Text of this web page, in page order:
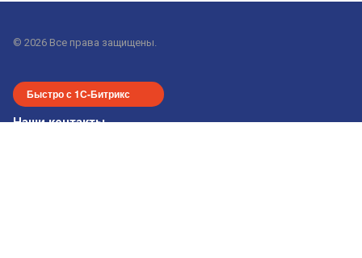
© 2026 Все права защищены.
Быстро с 1С-Битрикс
Наши контакты